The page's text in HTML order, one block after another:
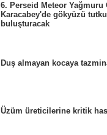
6. Perseid Meteor
Karacabey'de gökyüzü
buluşturacak
Duş almayan kocaya
Üzüm üreticilerine kritik